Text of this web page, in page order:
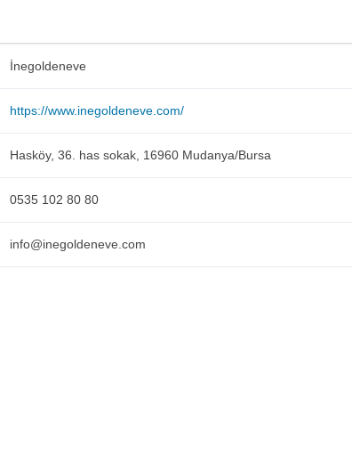
İnegoldeneve
https://www.inegoldeneve.com/
Hasköy, 36. has sokak, 16960 Mudanya/Bursa
0535 102 80 80
info@inegoldeneve.com